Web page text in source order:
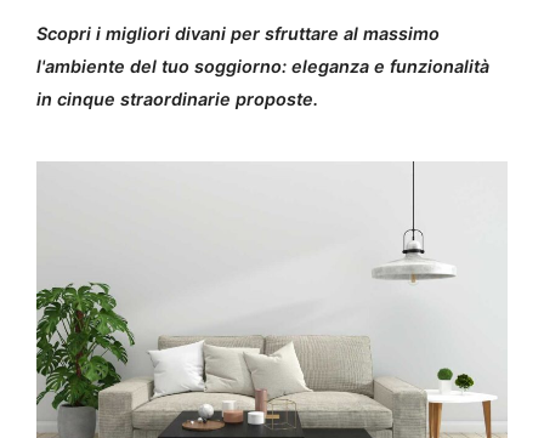
Scopri i migliori divani per sfruttare al massimo
l'ambiente del tuo soggiorno: eleganza e funzionalità
in cinque straordinarie proposte.